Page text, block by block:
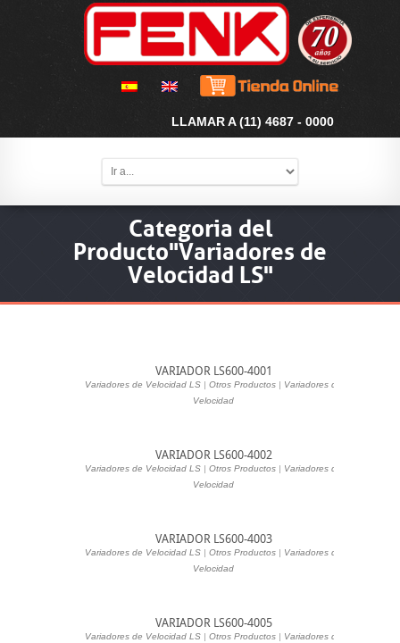
LLAMAR A (11) 4687 - 0000
Categoria del
Producto"Variadores de
Velocidad LS"
VARIADOR LS600-4001
Variadores de Velocidad LS | Otros Productos | Variadores de
Velocidad
VARIADOR LS600-4002
Variadores de Velocidad LS | Otros Productos | Variadores de
Velocidad
VARIADOR LS600-4003
Variadores de Velocidad LS | Otros Productos | Variadores de
Velocidad
VARIADOR LS600-4005
Variadores de Velocidad LS | Otros Productos | Variadores de